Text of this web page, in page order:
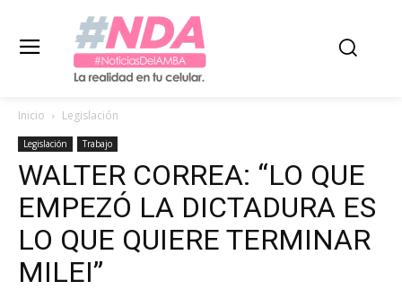
Inicio Legislación
Legislación Trabajo
WALTER CORREA: “LO QUE
EMPEZÓ LA DICTADURA ES
LO QUE QUIERE TERMINAR
MILEI”